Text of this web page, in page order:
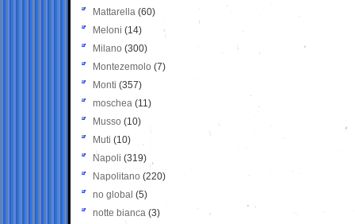
Mattarella (60)
Meloni (14)
Milano (300)
Montezemolo (7)
Monti (357)
moschea (11)
Musso (10)
Muti (10)
Napoli (319)
Napolitano (220)
no global (5)
notte bianca (3)